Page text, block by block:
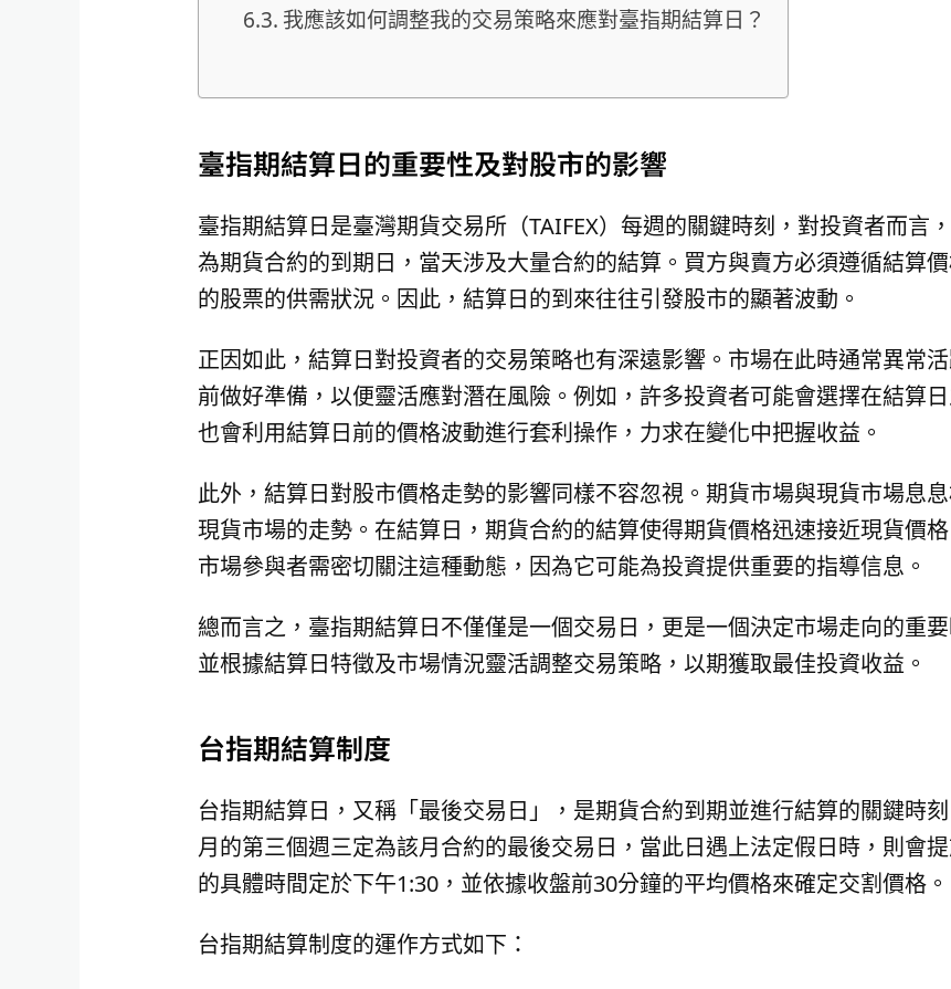
我應該如何調整我的交易策略來應對臺指期結算日？
臺指期結算日的重要性及對股市的影響
臺指期結算日是臺灣期貨交易所（TAIFEX）每週的關鍵時刻，對投資者而言
為期貨合約的到期日，當天涉及大量合約的結算。買方與賣方必須遵循結算
的股票的供需狀況。因此，結算日的到來往往引發股市的顯著波動。
正因如此，結算日對投資者的交易策略也有深遠影響。市場在此時通常異常
前做好準備，以便靈活應對潛在風險。例如，許多投資者可能會選擇在結算
也會利用結算日前的價格波動進行套利操作，力求在變化中把握收益。
此外，結算日對股市價格走勢的影響同樣不容忽視。期貨市場與現貨市場息
現貨市場的走勢。在結算日，期貨合約的結算使得期貨價格迅速接近現貨價
市場參與者需密切關注這種動態，因為它可能為投資提供重要的指導信息。
總而言之，臺指期結算日不僅僅是一個交易日，更是一個決定市場走向的重
並根據結算日特徵及市場情況靈活調整交易策略，以期獲取最佳投資收益。
台指期結算制度
台指期結算日，又稱「最後交易日」，是期貨合約到期並進行結算的關鍵時
月的第三個週三定為該月合約的最後交易日，當此日遇上法定假日時，則會
的具體時間定於下午1:30，並依據收盤前30分鐘的平均價格來確定交割價格。
台指期結算制度的運作方式如下：